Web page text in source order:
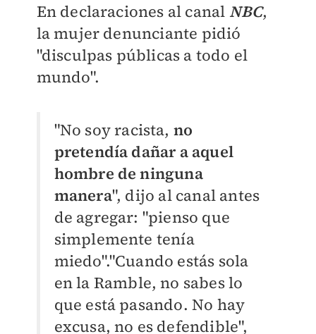
En declaraciones al canal NBC,
la mujer denunciante pidió
"disculpas públicas a todo el
mundo".
"No soy racista, no
pretendía dañar a aquel
hombre de ninguna
manera", dijo al canal antes
de agregar: "pienso que
simplemente tenía
miedo"."Cuando estás sola
en la Ramble, no sabes lo
que está pasando. No hay
excusa, no es defendible",